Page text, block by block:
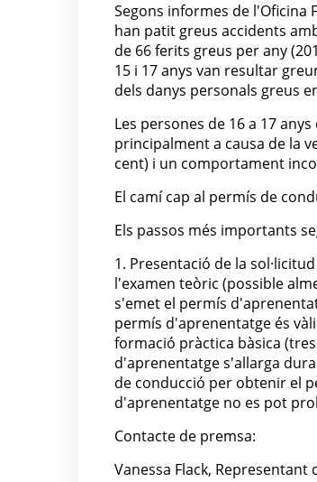
Segons informes de l'Oficina
han patit greus accidents
de 66 ferits greus per any
15 i 17 anys van resultar
dels danys personals greus
Les persones de 16 a 17
principalment a causa de la
cent) i un comportament
El camí cap al permís de
Els passos més importants
1. Presentació de la
l'examen teòric (possible
s'emet el permís
permís d'aprenentatge és
formació pràctica bàsica
d'aprenentatge s'allarga
de conducció per obtenir el
d'aprenentatge no es pot
Contacte de premsa:
Vanessa Flack, Representant